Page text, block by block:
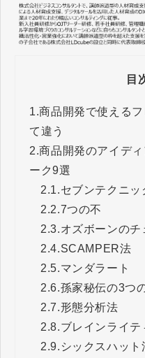
目
1.商品開発で使える
て違う
2.商品開発のアイデ
ーク9選
2.1.セブンテクニッ
2.2.7つの不
2.3.オズボーンのチ
2.4.SCAMPER法
2.5.マンダラート
2.6.孫家秘伝の3つ
2.7.形態分析法
2.8.ブレインライテ
2.9. シックスハット